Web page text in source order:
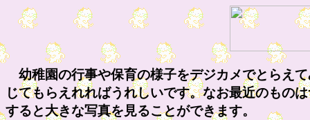
幼稚園の行事や保育の様子をデジカメでとらえ
じてもらえれればうれしいです。なお最近のもの
すると大きな写真を見ることができます。